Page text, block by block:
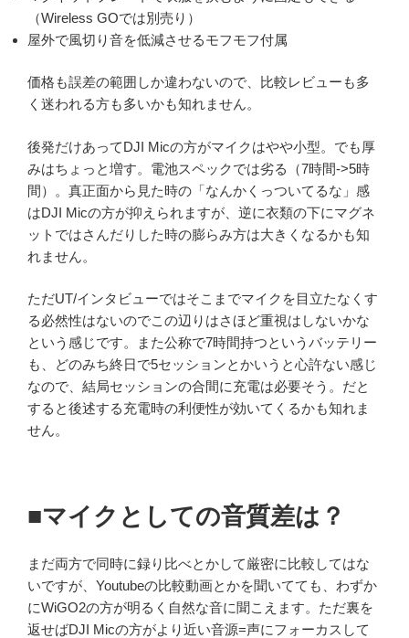
（Wireless GOでは別売り）
屋外で風切り音を低減させるモフモフ付属
価格も誤差の範囲しか違わないので、比較レビューも多
く迷われる方も多いかも知れません。
後発だけあってDJI Micの方がマイクはやや小型。でも厚
みはちょっと増す。電池スペックでは劣る（7時間->5時
間）。真正面から見た時の「なんかくっついてるな」感
はDJI Micの方が抑えられますが、逆に衣類の下にマグネ
ットではさんだりした時の膨らみ方は大きくなるかも知
れません。
ただUT/インタビューではそこまでマイクを目立たなくす
る必然性はないのでこの辺りはさほど重視はしないかな
という感じです。また公称で7時間持つというバッテリー
も、どのみち終日で5セッションとかいうと心許ない感じ
なので、結局セッションの合間に充電は必要そう。だと
すると後述する充電時の利便性が効いてくるかも知れま
せん。
■マイクとしての音質差は？
まだ両方で同時に録り比べとかして厳密に比較してはな
いですが、Youtubeの比較動画とかを聞いてても、わずか
にWiGO2の方が明るく自然な音に聞こえます。ただ裏を
返せばDJI Micの方がより近い音源=声にフォーカスして